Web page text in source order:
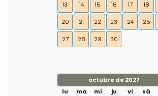
13 14 15 16 17 18
20 21 22 23 24 25
27 28 29 30
octubre de 2027
lu
ma mi ju vi sá